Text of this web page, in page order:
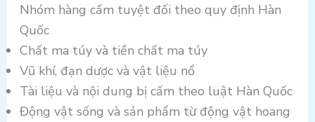
Nhóm hàng cấm tuyệt đối theo quy định Hàn
Quốc
Chất ma túy và tiền chất ma túy
Vũ khí, đạn dược và vật liệu nổ
Tài liệu và nội dung bị cấm theo luật Hàn Quốc
Động vật sống và sản phẩm từ động vật hoang